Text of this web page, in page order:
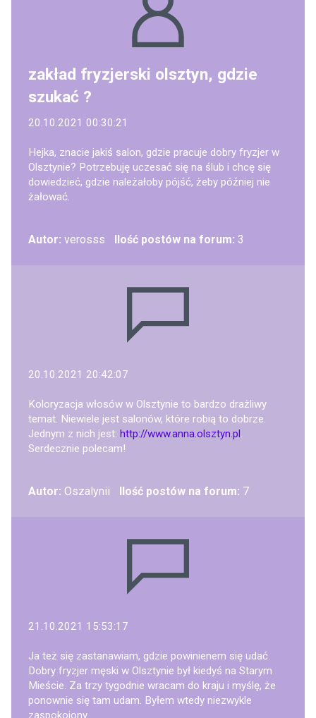
zakład fryzjerski olsztyn, gdzie
szukać ?
20.10.2021 00:30:21
Hejka, znacie jakiś salon, gdzie pracuje dobry fryzjer w
Olsztynie? Potrzebuję uczesać się na ślub i chcę się
dowiedzieć, gdzie należałoby pójść, żeby później nie
żałować.
Autor: verosss Ilość postów na forum: 3
20.10.2021 20:42:07
Koloryzacja włosów w Olsztynie to bardzo drażliwy
temat. Niewiele jest salonów, które robią to dobrze.
Jednym z nich jest: http://www.anna.olsztyn.pl .
Serdecznie polecam!
Autor: Oszalynii Ilość postów na forum: 7
21.10.2021 15:53:17
Ja też się zastanawiam, gdzie powinienem się udać.
Dobry fryzjer męski w Olsztynie był kiedyś na Starym
Mieście. Za trzy tygodnie wracam do kraju i myślę, że
ponownie się tam udam. Byłem wtedy niezwykle
zaspokojony.